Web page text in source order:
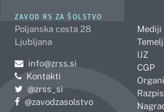
ZAVOD RS ZA ŠOLSTVO
Poljanska cesta 28
Ljubljana
Pošljite e-mail na
info@zrss.si
Kontakti
Pojdite na Twitter:
@zrss_si
Pojdite na Facebook:
@zavodzasolstvo
Mediji
IJZ
CGP